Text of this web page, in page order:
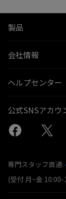
製品
会社情報
ヘルプセンター
公式SNSアカウ
専門スタッフ直通:
(受付 月~金